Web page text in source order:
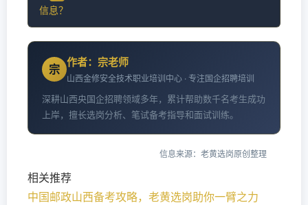
信息？
宗
作者：宗老师
山西金修安全技术职业培训中心 · 专注国企招聘培训
深耕山西央国企招聘领域多年，累计帮助数千名考生成功
上岸，擅长选岗分析、笔试备考指导和面试训练。
信息来源：老黄选岗原创整理
相关推荐
中国邮政山西备考攻略，老黄选岗助你一臂之力